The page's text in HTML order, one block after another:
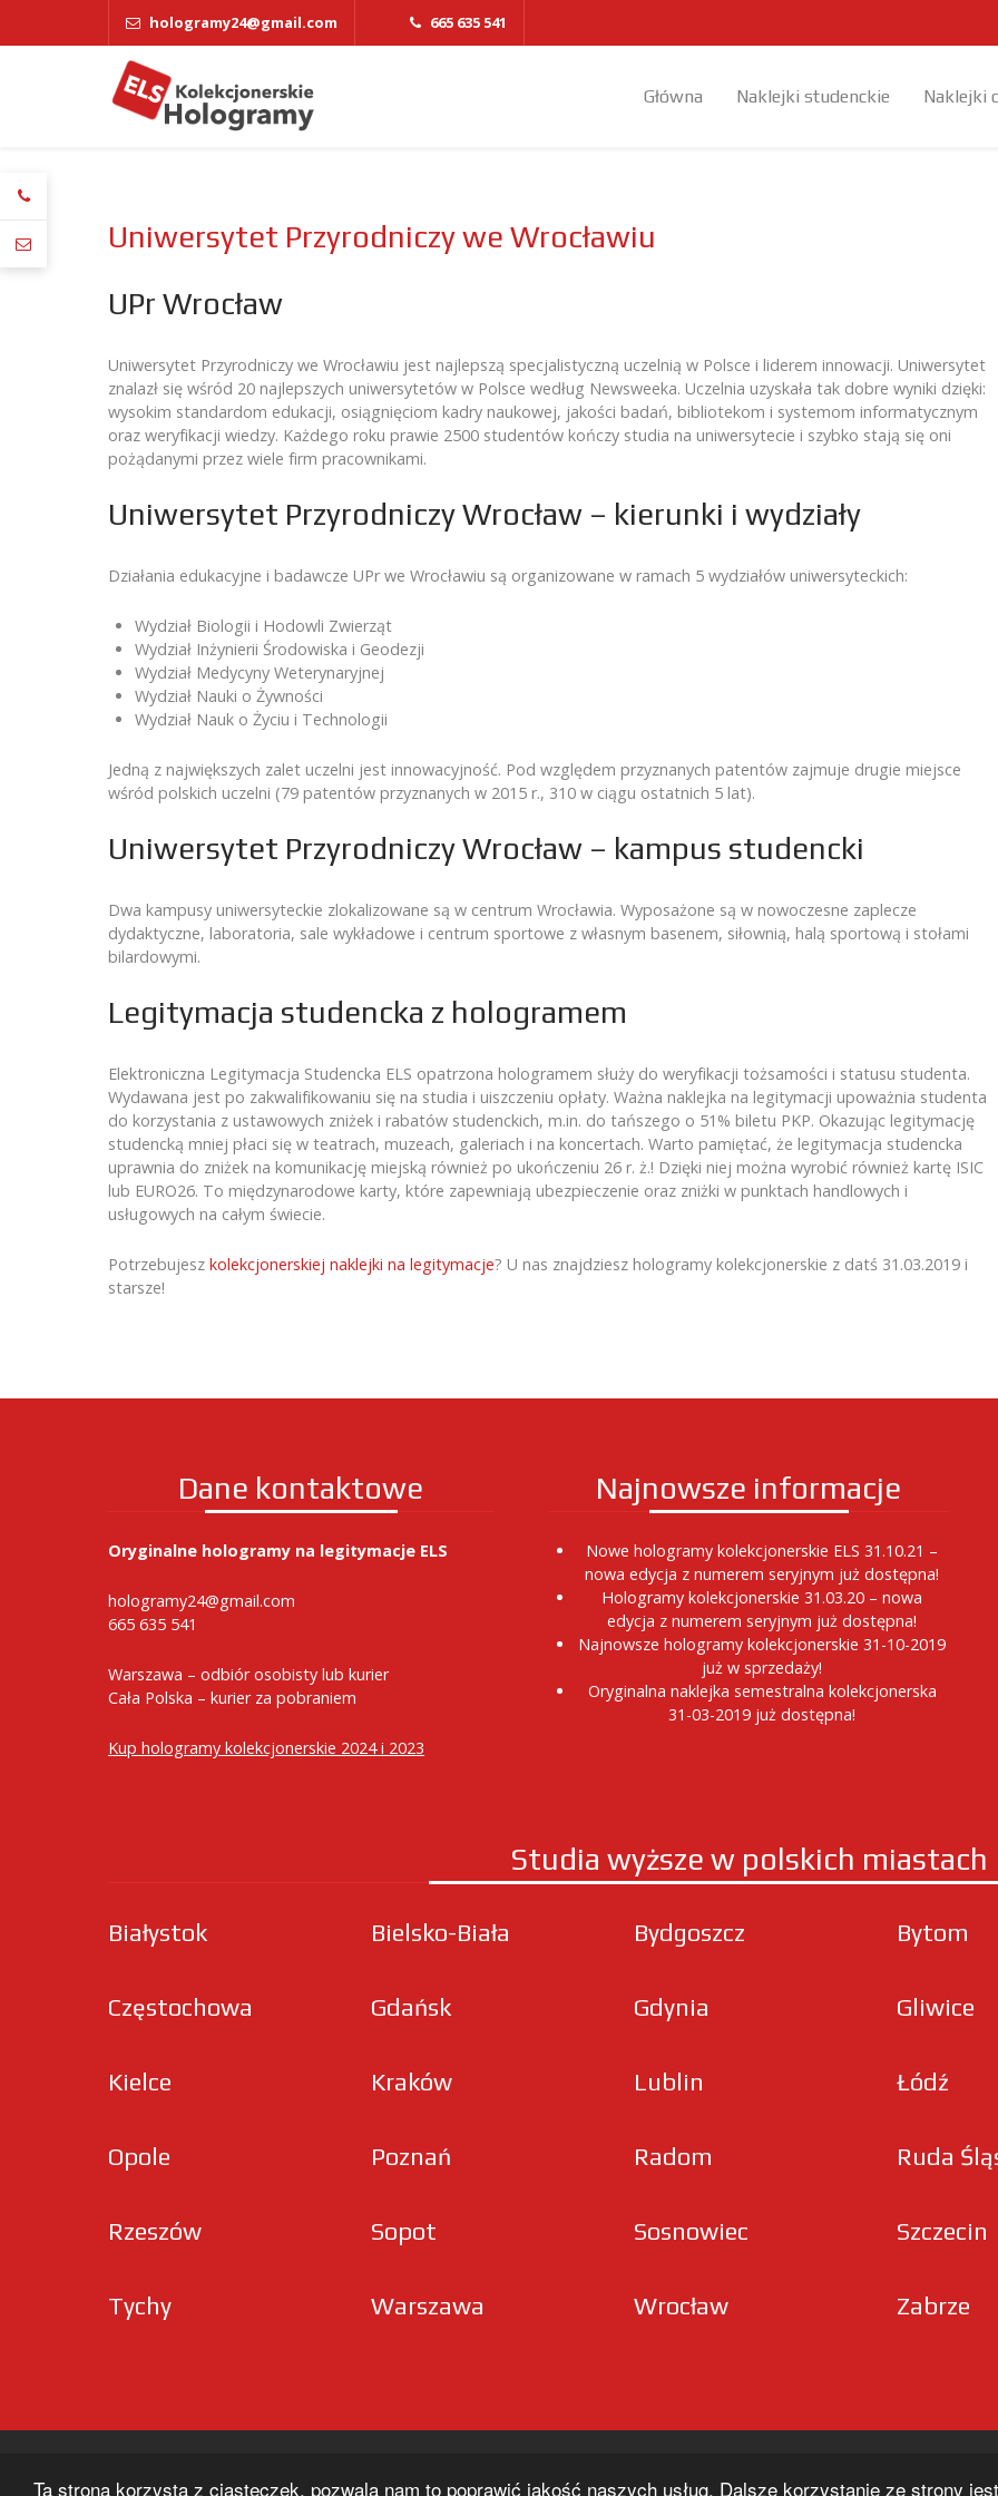
Ta strona korzysta z ciasteczek, pozwala nam to poprawić jakość naszych usług. Dalsze korzystanie ze strony
hologramy24@gmail.com 665 635 541
Główna Naklejki studenckie Naklejki
Uniwersytet Przyrodniczy we Wrocławiu
UPr Wrocław
Uniwersytet Przyrodniczy we Wrocławiu jest najlepszą specjalistyczną uczelnią w Polsce i liderem innowacji. Uniwersytet
znalazł się wśród 20 najlepszych uniwersytetów w Polsce według Newsweeka. Uczelnia uzyskała tak dobre wyniki dzięki:
wysokim standardom edukacji, osiągnięciom kadry naukowej, jakości badań, bibliotekom i systemom informatycznym
oraz weryfikacji wiedzy. Każdego roku prawie 2500 studentów kończy studia na uniwersytecie i szybko stają się oni
pożądanymi przez wiele firm pracownikami.
Uniwersytet Przyrodniczy Wrocław – kierunki i wydziały
Działania edukacyjne i badawcze UPr we Wrocławiu są organizowane w ramach 5 wydziałów uniwersyteckich:
Wydział Biologii i Hodowli Zwierząt
Wydział Inżynierii Środowiska i Geodezji
Wydział Medycyny Weterynaryjnej
Wydział Nauki o Żywności
Wydział Nauk o Życiu i Technologii
Jedną z największych zalet uczelni jest innowacyjność. Pod względem przyznanych patentów zajmuje drugie miejsce
wśród polskich uczelni (79 patentów przyznanych w 2015 r., 310 w ciągu ostatnich 5 lat).
Uniwersytet Przyrodniczy Wrocław – kampus studencki
Dwa kampusy uniwersyteckie zlokalizowane są w centrum Wrocławia. Wyposażone są w nowoczesne zaplecze
dydaktyczne, laboratoria, sale wykładowe i centrum sportowe z własnym basenem, siłownią, halą sportową i stołami
bilardowymi.
Legitymacja studencka z hologramem
Elektroniczna Legitymacja Studencka ELS opatrzona hologramem służy do weryfikacji tożsamości i statusu studenta.
Wydawana jest po zakwalifikowaniu się na studia i uiszczeniu opłaty. Ważna naklejka na legitymacji upoważnia studenta
do korzystania z ustawowych zniżek i rabatów studenckich, m.in. do tańszego o 51% biletu PKP. Okazując legitymację
studencką mniej płaci się w teatrach, muzeach, galeriach i na koncertach. Warto pamiętać, że legitymacja studencka
uprawnia do zniżek na komunikację miejską również po ukończeniu 26 r. ż.! Dzięki niej można wyrobić również kartę ISIC
lub EURO26. To międzynarodowe karty, które zapewniają ubezpieczenie oraz zniżki w punktach handlowych i
usługowych na całym świecie.
Potrzebujesz kolekcjonerskiej naklejki na legitymacje? U nas znajdziesz hologramy kolekcjonerskie z datś 31.03.2019 i
starsze!
Dane kontaktowe
Oryginalne hologramy na legitymacje ELS
hologramy24@gmail.com
665 635 541
Warszawa – odbiór osobisty lub kurier
Cała Polska – kurier za pobraniem
Kup hologramy kolekcjonerskie 2024 i 2023
Najnowsze informacje
Nowe hologramy kolekcjonerskie ELS 31.10.21 –
nowa edycja z numerem seryjnym już dostępna!
Hologramy kolekcjonerskie 31.03.20 – nowa
edycja z numerem seryjnym już dostępna!
Najnowsze hologramy kolekcjonerskie 31-10-2019
już w sprzedaży!
Oryginalna naklejka semestralna kolekcjonerska
31-03-2019 już dostępna!
Studia wyższe w polskich miastach
Białystok Bielsko-Biała Bydgoszcz Bytom
Częstochowa Gdańsk Gdynia Gliwice
Kielce Kraków Lublin Łódź
Opole Poznań Radom Ruda
Rzeszów Sopot Sosnowiec Szczecin
Tychy Warszawa Wrocław Zabrze